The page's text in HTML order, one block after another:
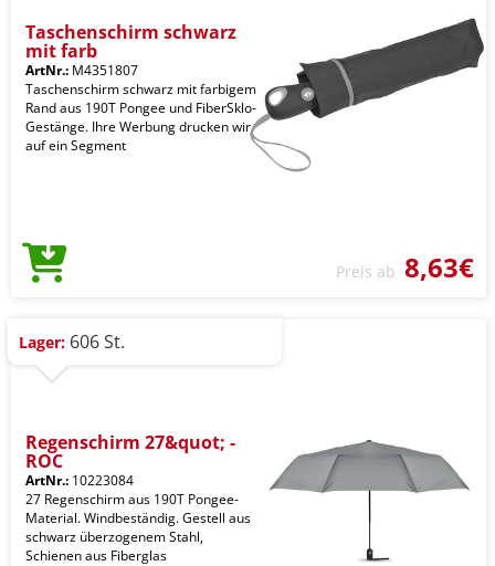
Taschenschirm schwarz
mit farb
ArtNr.: M4351807
Taschenschirm schwarz mit farbigem
Rand aus 190T Pongee und FiberSklo-
Gestänge. Ihre Werbung drucken wir
auf ein Segment
Preis ab 8,63€
Lager: 606 St.
Regenschirm 27&quot; -
ROC
ArtNr.: 10223084
27 Regenschirm aus 190T Pongee-
Material. Windbeständig. Gestell aus
schwarz überzogenem Stahl,
Schienen aus Fiberglas